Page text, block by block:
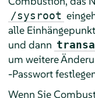
/sysroot
alle
und dann
um weitere
-Passwort
Wenn Sie